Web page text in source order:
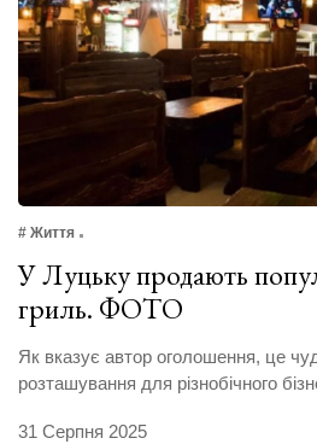
# Життя
У Луцьку продають
гриль. ФОТО
Як вказує автор оголошення, це
розташування для різнобічного
31 Серпня 2025